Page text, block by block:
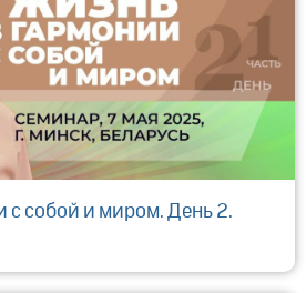
с собой и миром. День 2.